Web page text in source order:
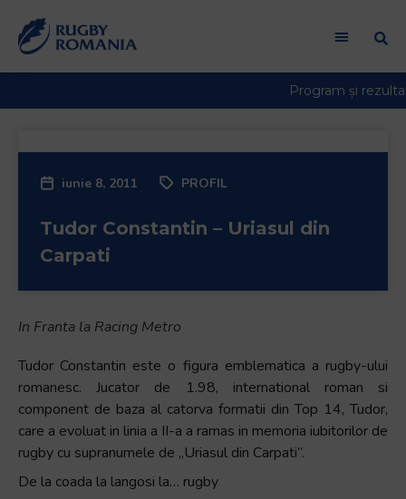
in
One
screen
reader,
shortcut
iunie 8, 2011 PROFIL
Tudor Constantin – Uriasul din
Carpati
In Franta la Racing Metro
Tudor Constantin este o figura emblematica a rugby-ului
romanesc. Jucator de 1.98, international roman si
component de baza al catorva formatii din Top 14, Tudor,
care a evoluat in linia a II-a a ramas in memoria iubitorilor de
rugby cu supranumele de „Uriasul din Carpati”.
De la coada la langosi la… rugby